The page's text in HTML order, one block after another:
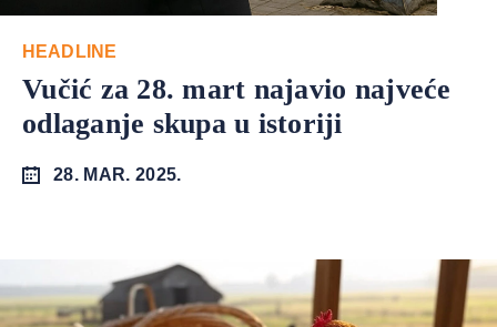
HEADLINE
Vučić za 28. mart najavio najveće
odlaganje skupa u istoriji
28. MAR. 2025.